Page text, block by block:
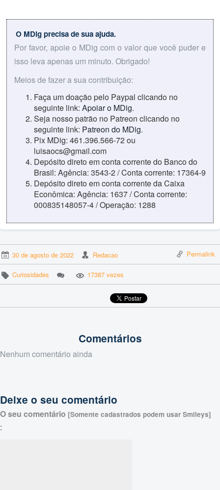
O MDig precisa de sua ajuda.
Por favor, apoie o MDig com o valor que você puder e
isso leva apenas um minuto. Obrigado!
Meios de fazer a sua contribuição:
Faça um doação pelo Paypal clicando no
seguinte link: Apoiar o MDig.
Seja nosso patrão no Patreon clicando no
seguinte link: Patreon do MDig.
Pix MDig: 461.396.566-72 ou
luisaocs@gmail.com
Depósito direto em conta corrente do Banco do
Brasil: Agência: 3543-2 / Conta corrente: 17364-9
Depósito direto em conta corrente da Caixa
Econômica: Agência: 1637 / Conta corrente:
000835148057-4 / Operação: 1288
30 de agosto de 2022 Redacao Permalink
Curiosidades 17387 vezes
Comentários
Nenhum comentário ainda
Deixe o seu comentário
O seu comentário [Somente cadastrados podem usar Smileys]
: